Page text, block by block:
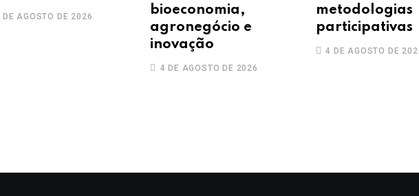
DE AGOSTO DE 2026
bioeconomia,
agronegócio e
inovação
4 DE AGOSTO DE 2026
metodologias
participativas
4 DE AGOSTO DE